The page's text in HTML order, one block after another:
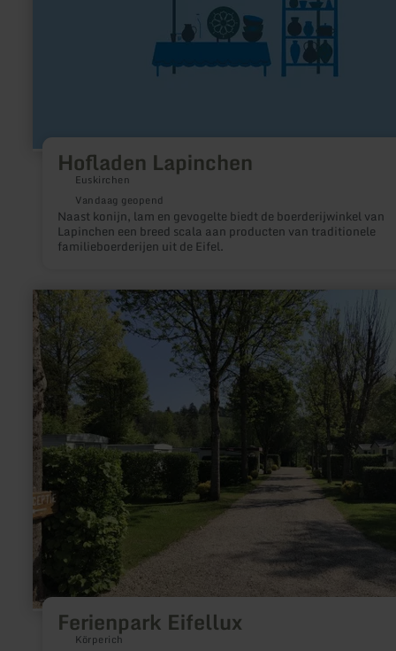
Hofladen Lapinchen
Euskirchen
Vandaag geopend
Naast konijn, lam en gevogelte biedt de boerderijwinkel van
Lapinchen een breed scala aan producten van traditionele
familieboerderijen uit de Eifel.
Ferienpark Eifellux
Körperich
meer
informatie
over:
Ferienpark
Eifellux